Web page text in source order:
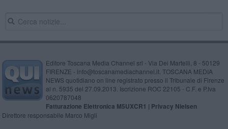
Editore Toscana Media Channel srl - Via Dei Martelli, 8 - 50129
FIRENZE - info@toscanamediachannel.it. TOSCANA MEDIA
NEWS quotidiano on line registrato presso il Tribunale di Firenze
al n. 5935 del 27.09.2013. Iscrizione ROC 22105 - C.F. e P.Iva
0620787048
Fatturazione Elettronica M5UXCR1 | Privacy Nielsen
Direttore responsabile Marco Migli